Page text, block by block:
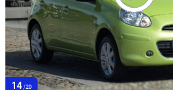
14 /20